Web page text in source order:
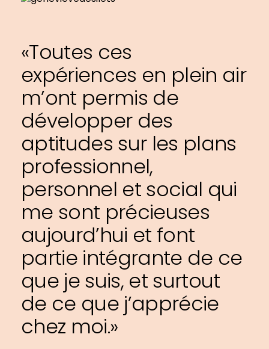
«Toutes ces
expériences en plein air
m’ont permis de
développer des
aptitudes sur les plans
professionnel,
personnel et social qui
me sont précieuses
aujourd’hui et font
partie intégrante de ce
que je suis, et surtout
de ce que j’apprécie
chez moi.»